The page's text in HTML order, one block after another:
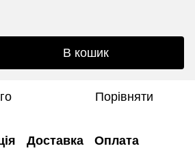
В кошик
Порівняти
Доставка Оплата